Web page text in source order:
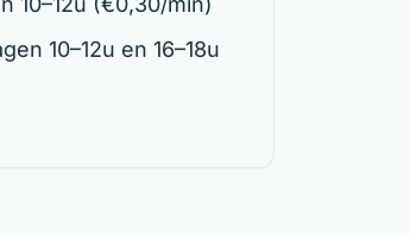
10–12u en 16–18u